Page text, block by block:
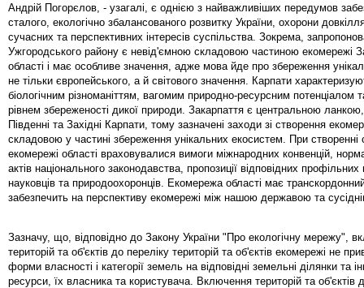
Андрій Погорєлов, - узагалі, є однією з найважливіших передумов
сталого, екологічно збалансованого розвитку України, охорони
сучасних та перспективних інтересів суспільства. Зокрема,
Ужгородського району є невід'ємною складовою частиною екомережі
області і має особливе значення, адже мова йде про збереження
не тільки європейського, а й світового значення. Карпати
біологічним різноманіттям, вагомим природно-ресурсним потенціалом
рівнем збереженості дикої природи. Закарпаття є центральною
Південні та Західні Карпати, тому зазначені заходи зі створення
складовою у частині збереження унікальних екосистем. При створенні
екомережі області враховувалися вимоги міжнародних конвенцій,
актів національного законодавства, пропозиції відповідних профільних
науковців та природоохоронців. Екомережа області має
забезпечить на перспективу екомережі між нашою державою та
Зазначу, що, відповідно до Закону України "Про екологічну мережу",
територій та об'єктів до переліку територій та об'єктів екомережі не
форми власності і категорії земель на відповідні земельні ділянки та
ресурси, їх власника та користувача. Включення територій та об'єктів